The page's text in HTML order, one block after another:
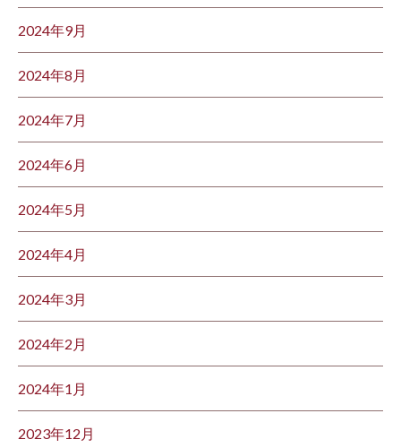
2024年9月
2024年8月
2024年7月
2024年6月
2024年5月
2024年4月
2024年3月
2024年2月
2024年1月
2023年12月